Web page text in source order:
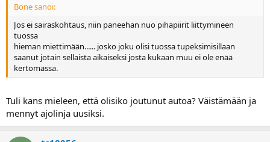
Bone sanoi:
Jos ei sairaskohtaus, niin paneehan nuo pihapiirit liittymineen
tuossa
hieman miettimään...... josko joku olisi tuossa tupeksimisillaan
saanut jotain sellaista aikaiseksi josta kukaan muu ei ole enää
kertomassa.
Tuli kans mieleen, että olisiko joutunut autoa? Väistämään ja
mennyt ajolinja uusiksi.